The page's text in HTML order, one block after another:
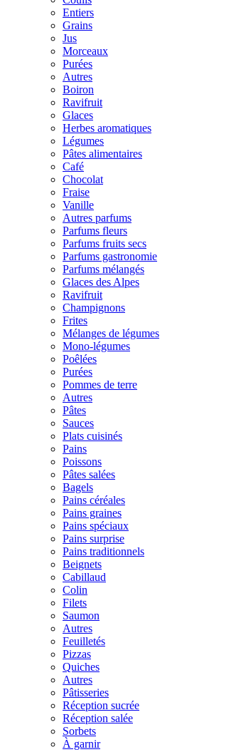
Entiers
Grains
Jus
Morceaux
Purées
Autres
Boiron
Ravifruit
Glaces
Herbes aromatiques
Légumes
Pâtes alimentaires
Café
Chocolat
Fraise
Vanille
Autres parfums
Parfums fleurs
Parfums fruits secs
Parfums gastronomie
Parfums mélangés
Glaces des Alpes
Ravifruit
Champignons
Frites
Mélanges de légumes
Mono-légumes
Poêlées
Purées
Pommes de terre
Autres
Pâtes
Sauces
Plats cuisinés
Pains
Poissons
Pâtes salées
Bagels
Pains céréales
Pains graines
Pains spéciaux
Pains surprise
Pains traditionnels
Beignets
Cabillaud
Colin
Filets
Saumon
Autres
Feuilletés
Pizzas
Quiches
Autres
Pâtisseries
Réception sucrée
Réception salée
Sorbets
À garnir